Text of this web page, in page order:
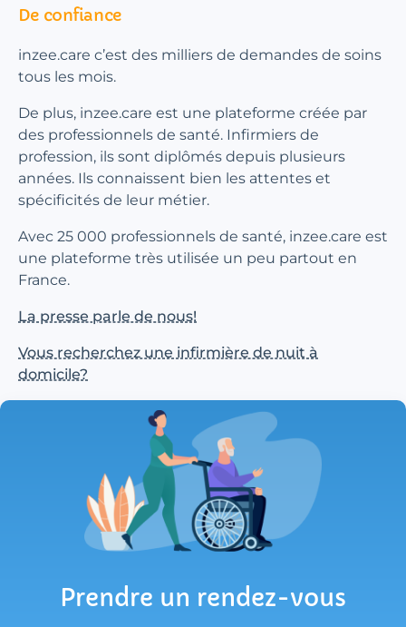
De confiance
inzee.care c’est des milliers de demandes de soins
tous les mois.
De plus, inzee.care est une plateforme créée par
des professionnels de santé. Infirmiers de
profession, ils sont diplômés depuis plusieurs
années. Ils connaissent bien les attentes et
spécificités de leur métier.
Avec 25 000 professionnels de santé, inzee.care est
une plateforme très utilisée un peu partout en
France.
La presse parle de nous!
Vous recherchez une infirmière de nuit à
domicile?
Prendre un rendez-vous